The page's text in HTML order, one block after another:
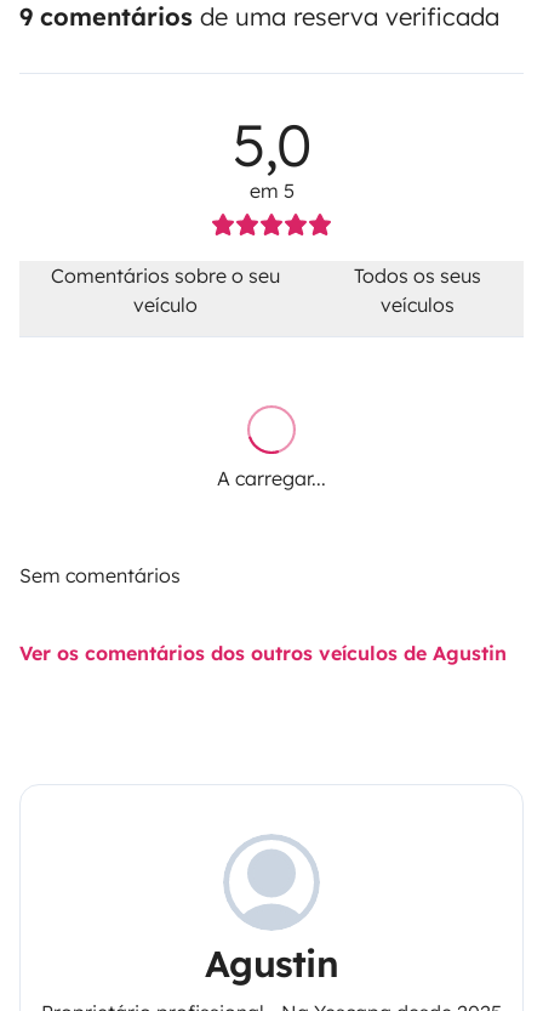
9 comentários de uma reserva verificada
5,0
em 5
Comentários sobre o seu
veículo
Todos os seus
veículos
A carregar...
Sem comentários
Ver os comentários dos outros veículos de Agustin
Agustin